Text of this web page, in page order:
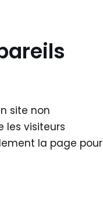
site non
les visiteurs
la page pour